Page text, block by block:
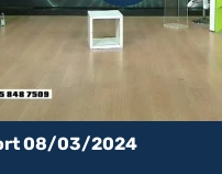
08/03/2024